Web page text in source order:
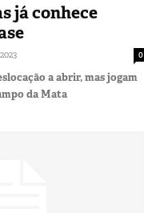
já conhece
0
a abrir, mas jogam
da Mata